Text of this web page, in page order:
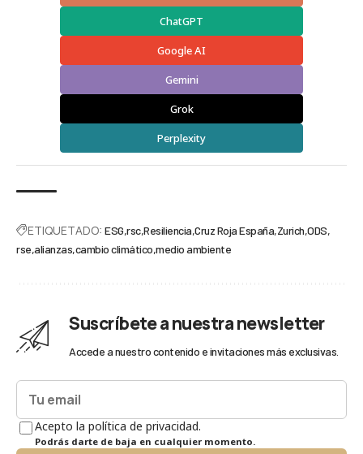
ChatGPT
Google AI
Gemini
Grok
Perplexity
ETIQUETADO: ESG rsc Resiliencia Cruz Roja España Zurich ODS
rse alianzas cambio climático medio ambiente
Suscríbete a nuestra newsletter
Accede a nuestro contenido e invitaciones más exclusivas.
Acepto la política de privacidad.
Podrás darte de baja en cualquier momento.